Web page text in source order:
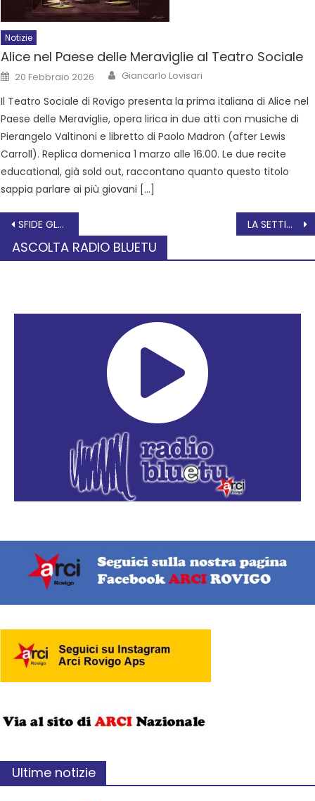
Notizie
Alice nel Paese delle Meraviglie al Teatro Sociale
20 Febbraio 2026 Giancarlo Lovisari
Il Teatro Sociale di Rovigo presenta la prima italiana di Alice nel
Paese delle Meraviglie, opera lirica in due atti con musiche di
Pierangelo Valtinoni e libretto di Paolo Madron (after Lewis
Carroll). Replica domenica 1 marzo alle 16.00. Le due recite
educational, già sold out, raccontano quanto questo titolo
sappia parlare ai più giovani […]
SFIDE GLOBALI, SOLUZIONI LOCALI LA SETTIMANA CULTURALE DELL’ARCI ROVIGO DA DOMENICA 19 A GIOVEDÌ 23 MAGGIO 2024
ASCOLTA RADIO BLUETU
Ultime notizie